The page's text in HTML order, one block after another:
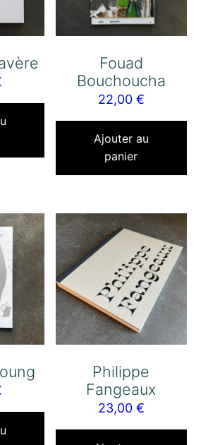
Fouad
Bouchoucha
22,00 €
Ajouter au
panier
Philippe
Fangeaux
23,00 €